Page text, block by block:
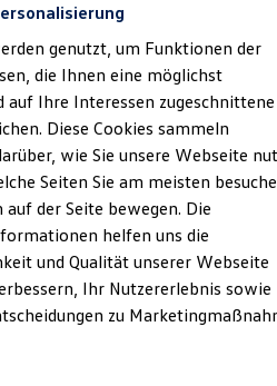
für Gebrauchtwagen
Gebrauchtwagen
Garantien
für Nutzfahrzeuge
dieser Seite ist die Auto
& Rechtliches)
45964 Gladbeck
08:00-18:30 Uhr
genutzt, um Funktionen der
die Ihnen eine möglichst
Ihre Interessen zugeschnittene
Diese Cookies sammeln
wie Sie unsere Webseite
Seiten Sie am meisten
auf der Seite bewegen. Die
helfen uns die
und Qualität unserer Webseite
Ihr Nutzererlebnis sowie
zu